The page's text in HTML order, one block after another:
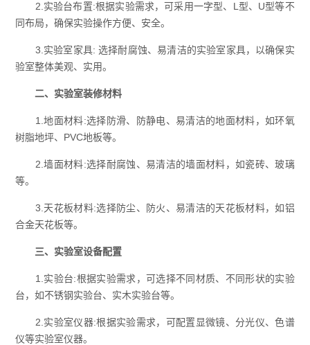
2. 实验台布置:根据实验需求，可采用一字型、L型、U型等不
同布局，确保实验操作方便、安全。
3. 实验室家具: 选择耐腐蚀、易清洁的实验室家具，以确保实
验室整体美观、实用。
二、实验室装修材料
1.地面材料:选择防滑、防静电、易清洁的地面材料，如环氧
树脂地坪、PVC地板等。
2.墙面材料:选择耐腐蚀、易清洁的墙面材料，如瓷砖、玻璃
等。
3.天花板材料:选择防尘、防火、易清洁的天花板材料，如铝
合金天花板等。
三、实验室设备配置
1.实验台:根据实验需求，可选择不同材质、不同形状的实验
台，如不锈钢实验台、实木实验台等。
2.实验室仪器:根据实验需求，可配置显微镜、分光仪、色谱
仪等实验室仪器。